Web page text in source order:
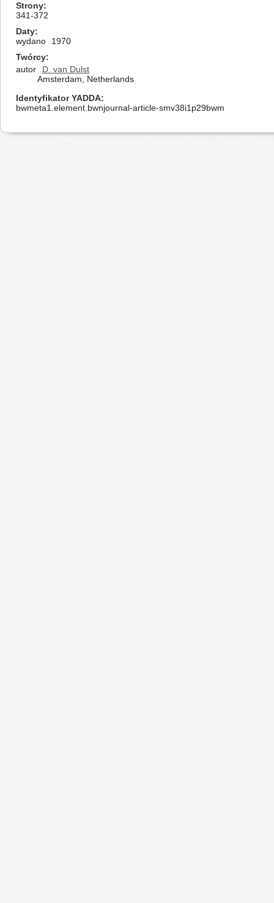
Strony
341-372
Daty
wydano
1970
Twórcy
autor
D. van Dulst
Amsterdam, Netherlands
Identyfikator YADDA
bwmeta1.element.bwnjournal-article-smv38i1p29bwm